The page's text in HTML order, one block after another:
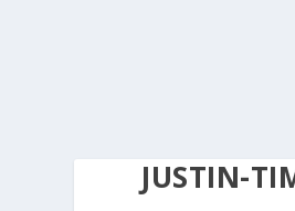
JUSTIN-